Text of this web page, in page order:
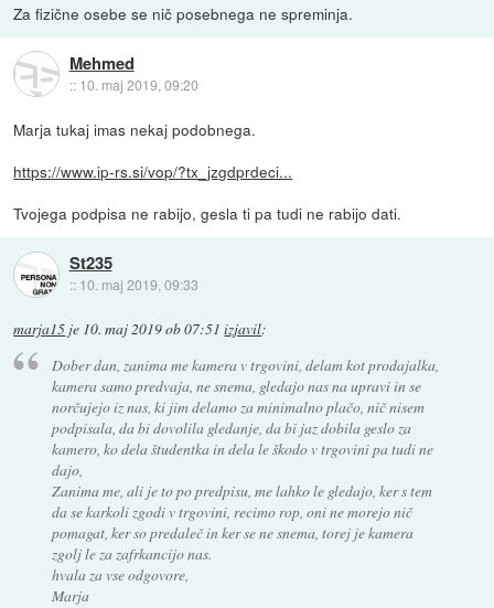
Za fizične osebe se nič posebnega ne spreminja.
Mehmed
:: 10. maj 2019, 09:20
Marja tukaj imas nekaj podobnega.
https://www.ip-rs.si/vop/?tx_jzgdprdeci...
Tvojega podpisa ne rabijo, gesla ti pa tudi ne rabijo dati.
St235
:: 10. maj 2019, 09:33
marja15 je 10. maj 2019 ob 07:51 izjavil:
Dober dan, zanima me kamera v trgovini, delam kot prodajalka,
kamera samo predvaja, ne snema, gledajo nas na upravi in se
norčujejo iz nas, ki jim delamo za minimalno plačo, nič nisem
podpisala, da bi dovolila gledanje, da bi jaz dobila geslo za
kamero, ko dela študentka in dela le škodo v trgovini pa tudi ne
dajo,
Zanima me, ali je to po predpisu, me lahko le gledajo, ker s tem
da se karkoli zgodi v trgovini, recimo rop, oni ne morejo nič
pomagat, ker so predaleč in ker se ne snema, torej je kamera
zgolj le za zafrkancijo nas.
hvala za vse odgovore,
Marja